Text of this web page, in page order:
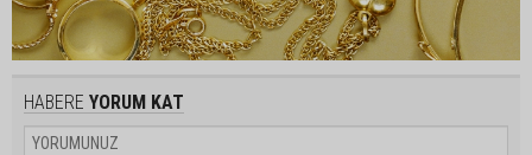
HABERE YORUM KAT